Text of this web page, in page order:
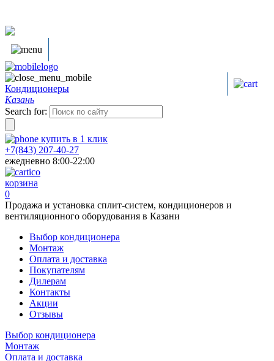
Кондиционеры
Казань
Search for:
купить в 1 клик
+7(843) 207-40-27
ежедневно 8:00-22:00
корзина
0
Продажа и установка сплит-систем, кондиционеров и
вентиляционного оборудования в Казани
Выбор кондиционера
Монтаж
Оплата и доставка
Покупателям
Дилерам
Контакты
Акции
Отзывы
Выбор кондиционера
Монтаж
Оплата и доставка